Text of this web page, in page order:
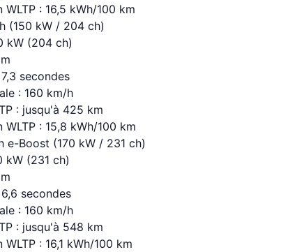
: 16,5 kWh/100 km
(150 kW / 204 ch)
kW (204 ch)
secondes
: 160 km/h
: jusqu'à 425 km
: 15,8 kWh/100 km
e-Boost (170 kW / 231 ch)
kW (231 ch)
secondes
: 160 km/h
: jusqu'à 548 km
: 16,1 kWh/100 km